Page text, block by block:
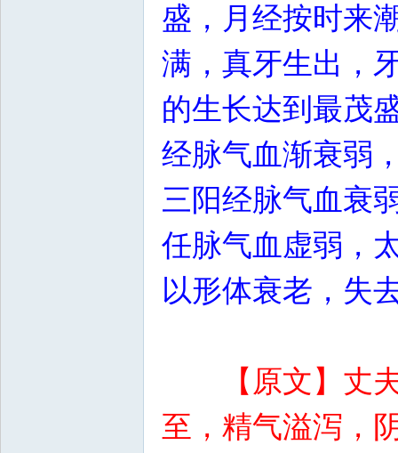
盛，月经按时来
满，真牙生出，
的生长达到最茂
经脉气血渐衰弱
三阳经脉气血衰
任脉气血虚弱，
以形体衰老，失
【原文】丈
至，精气溢泻，